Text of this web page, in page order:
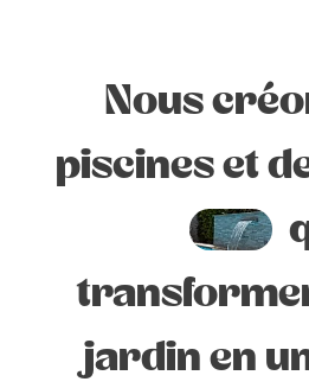
Nous
piscines et
jardin en